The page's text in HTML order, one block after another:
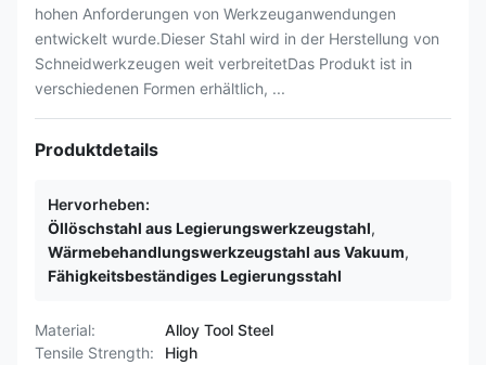
hohen Anforderungen von Werkzeuganwendungen
entwickelt wurde.Dieser Stahl wird in der Herstellung von
Schneidwerkzeugen weit verbreitetDas Produkt ist in
verschiedenen Formen erhältlich, ...
Produktdetails
Hervorheben:
Öllöschstahl aus Legierungswerkzeugstahl,
Wärmebehandlungswerkzeugstahl aus Vakuum,
Fähigkeitsbeständiges Legierungsstahl
Material:
Alloy Tool Steel
Tensile Strength:
High